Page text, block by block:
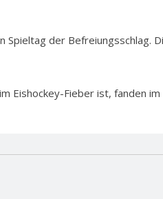
der Befreiungsschlag.
Eishockey-Fieber ist, fanden